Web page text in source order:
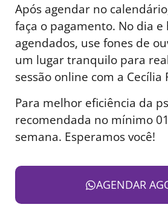
Após agendar no
faça o pagamento. No dia
agendados, use fones de
um lugar tranquilo para
sessão online com a Cecília
Para melhor eficiência da
recomendada no mínimo
semana. Esperamos você!
AGENDAR